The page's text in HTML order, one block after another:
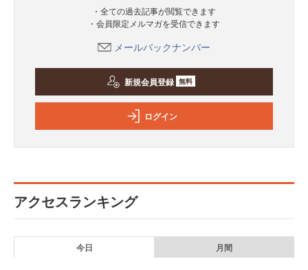
・全ての過去記事が閲覧できます
・会員限定メルマガを受信できます
メールバックナンバー
新規会員登録 無料
ログイン
アクセスランキング
今日 月間